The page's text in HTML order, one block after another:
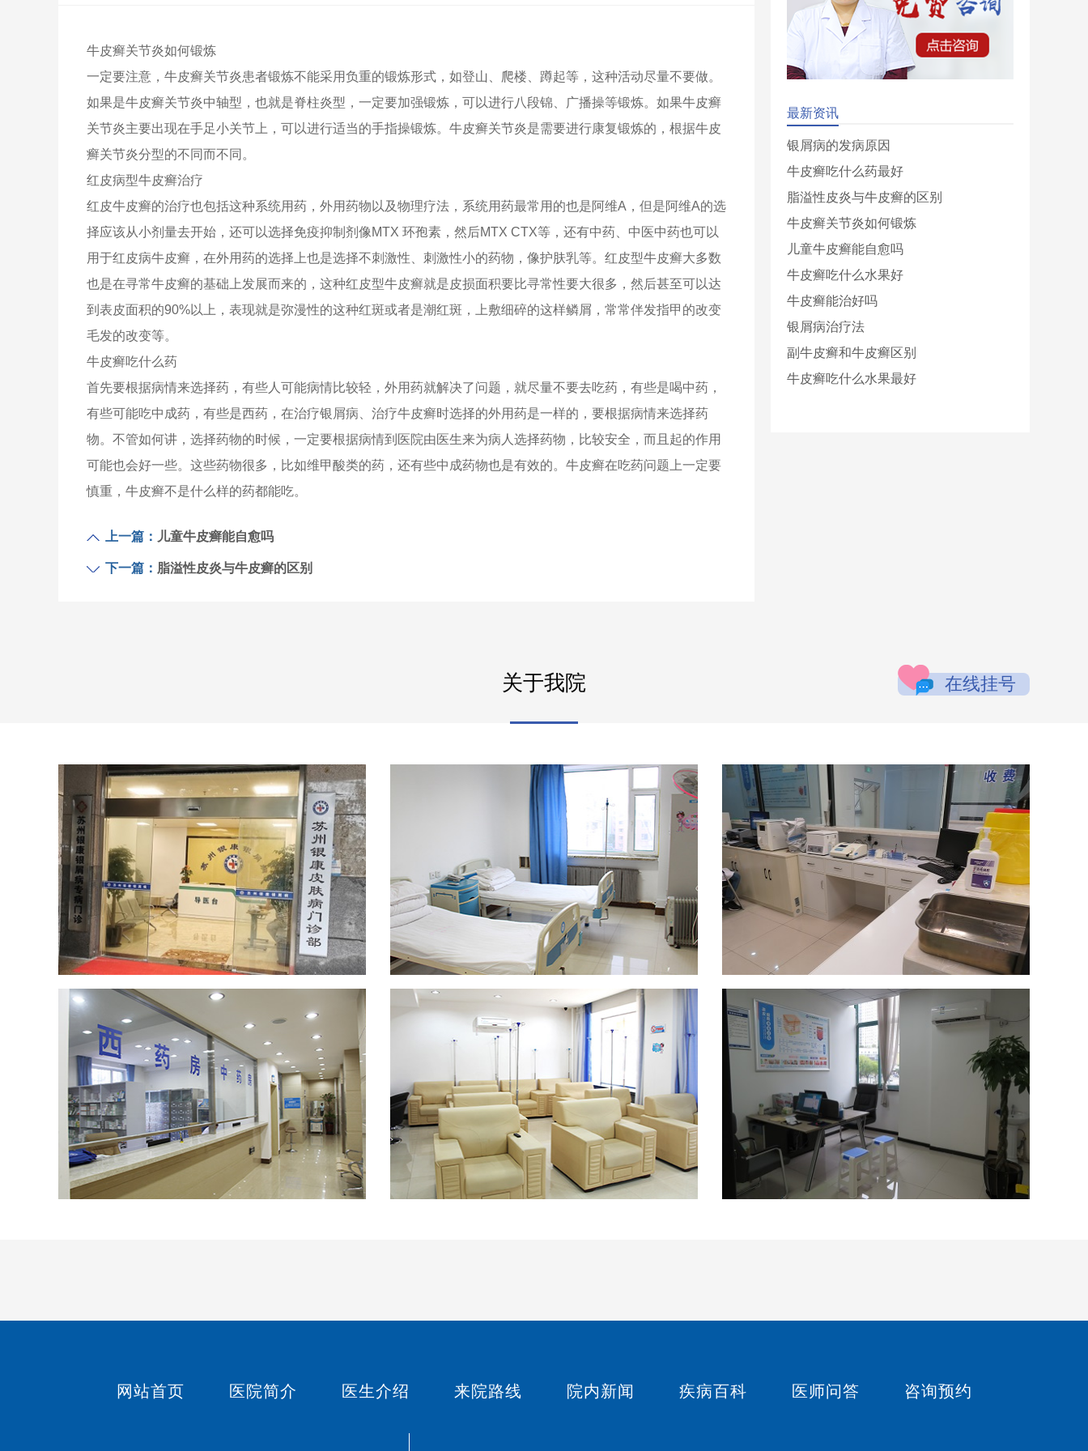
牛皮癣关节炎如何锻炼
一定要注意，牛皮癣关节炎患者锻炼不能采用负重的锻炼形式，如登山、爬楼、蹲起等，这种活动尽量不要做。
如果是牛皮癣关节炎中轴型，也就是脊柱炎型，一定要加强锻炼，可以进行八段锦、广播操等锻炼。如果牛皮癣
关节炎主要出现在手足小关节上，可以进行适当的手指操锻炼。牛皮癣关节炎是需要进行康复锻炼的，根据牛皮
癣关节炎分型的不同而不同。
红皮病型牛皮癣治疗
红皮牛皮癣的治疗也包括这种系统用药，外用药物以及物理疗法，系统用药最常用的也是阿维A，但是阿维A的选
择应该从小剂量去开始，还可以选择免疫抑制剂像MTX 环孢素，然后MTX CTX等，还有中药、中医中药也可以
用于红皮病牛皮癣，在外用药的选择上也是选择不刺激性、刺激性小的药物，像护肤乳等。红皮型牛皮癣大多数
也是在寻常牛皮癣的基础上发展而来的，这种红皮型牛皮癣就是皮损面积要比寻常性要大很多，然后甚至可以达
到表皮面积的90%以上，表现就是弥漫性的这种红斑或者是潮红斑，上敷细碎的这样鳞屑，常常伴发指甲的改变
毛发的改变等。
牛皮癣吃什么药
首先要根据病情来选择药，有些人可能病情比较轻，外用药就解决了问题，就尽量不要去吃药，有些是喝中药，
有些可能吃中成药，有些是西药，在治疗银屑病、治疗牛皮癣时选择的外用药是一样的，要根据病情来选择药
物。不管如何讲，选择药物的时候，一定要根据病情到医院由医生来为病人选择药物，比较安全，而且起的作用
可能也会好一些。这些药物很多，比如维甲酸类的药，还有些中成药物也是有效的。牛皮癣在吃药问题上一定要
慎重，牛皮癣不是什么样的药都能吃。
上一篇： 儿童牛皮癣能自愈吗
下一篇： 脂溢性皮炎与牛皮癣的区别
最新资讯
银屑病的发病原因
牛皮癣吃什么药最好
脂溢性皮炎与牛皮癣的区别
牛皮癣关节炎如何锻炼
儿童牛皮癣能自愈吗
牛皮癣吃什么水果好
牛皮癣能治好吗
银屑病治疗法
副牛皮癣和牛皮癣区别
牛皮癣吃什么水果最好
关于我院 在线挂号
网站首页 医院简介 医生介绍 来院路线 院内新闻 疾病百科 医师问答 咨询预约